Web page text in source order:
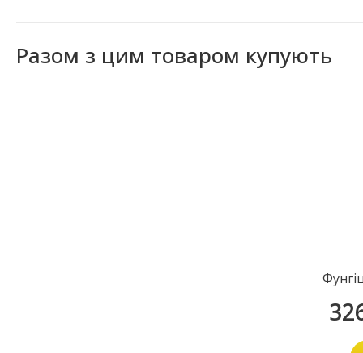
Разом з цим товаром купують